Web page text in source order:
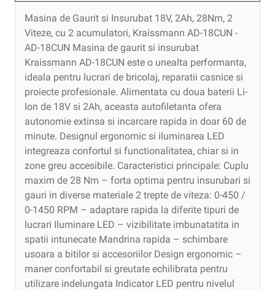
Masina de Gaurit si Insurubat 18V, 2Ah, 28Nm, 2
Viteze, cu 2 acumulatori, Kraissmann AD-18CUN -
AD-18CUN Masina de gaurit si insurubat
Kraissmann AD-18CUN este o unealta performanta,
ideala pentru lucrari de bricolaj, reparatii casnice si
proiecte profesionale. Alimentata cu doua baterii Li-
Ion de 18V si 2Ah, aceasta autofiletanta ofera
autonomie extinsa si incarcare rapida in doar 60 de
minute. Designul ergonomic si iluminarea LED
integreaza confortul si functionalitatea, chiar si in
zone greu accesibile. Caracteristici principale: Cuplu
maxim de 28 Nm – forta optima pentru insurubari si
gauri in diverse materiale 2 trepte de viteza: 0-450 /
0-1450 RPM – adaptare rapida la diferite tipuri de
lucrari Iluminare LED – vizibilitate imbunatatita in
spatii intunecate Mandrina rapida – schimbare
usoara a bitilor si accesoriilor Design ergonomic –
maner confortabil si greutate echilibrata pentru
utilizare indelungata Indicator LED pentru nivelul